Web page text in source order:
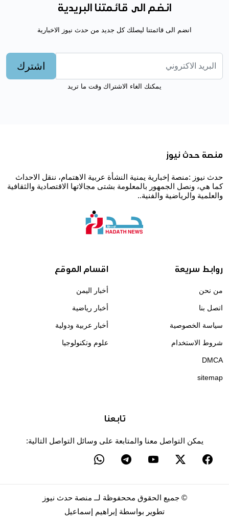
انضم الى قائمتنا البريدية
انضم الى قائمتنا ليصلك كل جديد من حدث نيوز الاخبارية
اشترك
يمكنك الغاء الاشتراك وقت ما تريد
منصة حدث نيوز
حدث نيوز :منصة إخبارية يمنية النشأة عربية الاهتمام، ننقل الاحداث
كما هي، ونصل الجمهور بالمعلومة بشتى مجالاتها الاقتصادية والثقافية
والعلمية والرياضية والفنية..
روابط سريعة
من نحن
اتصل بنا
سياسة الخصوصية
شروط الاستخدام
DMCA
sitemap
اقسام الموقع
أخبار اليمن
أخبار رياضية
أخبار عربية ودولية
علوم وتكنولوجيا
تابعنا
يمكن التواصل معنا والمتابعة على وسائل التواصل التالية:
© جميع الحقوق مححفوظة لــ منصة حدث نيوز
تطوير بواسطة إبراهيم إسماعيل